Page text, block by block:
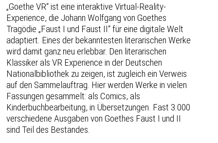
„Goethe VR“ ist eine interaktive Virtual-Reality-
Experience, die Johann Wolfgang von Goethes
Tragödie „Faust I und Faust II“ für eine digitale Welt
adaptiert. Eines der bekanntesten literarischen Werke
wird damit ganz neu erlebbar. Den literarischen
Klassiker als VR Experience in der Deutschen
Nationalbibliothek zu zeigen, ist zugleich ein Verweis
auf den Sammelauftrag. Hier werden Werke in vielen
Fassungen gesammelt: als Comics, als
Kinderbuchbearbeitung, in Übersetzungen. Fast 3.000
verschiedene Ausgaben von Goethes Faust I und II
sind Teil des Bestandes.